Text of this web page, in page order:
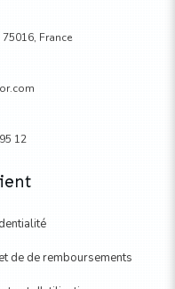
France
12
de de remboursements